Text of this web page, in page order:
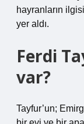
hayranların
yer aldı.
Ferdi
var?
Tayfur’un;